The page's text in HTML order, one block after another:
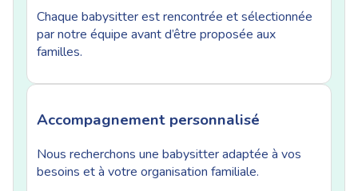
Chaque babysitter est rencontrée et sélectionnée
par notre équipe avant d’être proposée aux
familles.
Accompagnement personnalisé
Nous recherchons une babysitter adaptée à vos
besoins et à votre organisation familiale.